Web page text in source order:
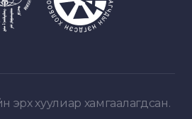
эрх хуулиар хамгаалагдсан.